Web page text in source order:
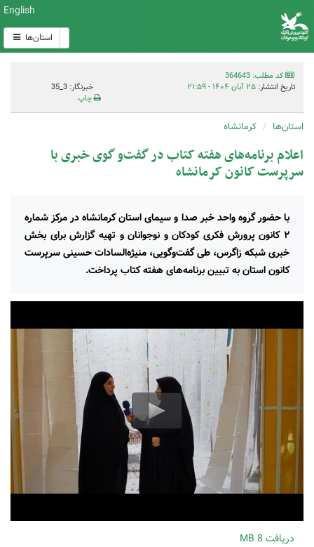
English
استان‌ها
کد مطلب: 364643
تاریخ انتشار: ۲۵ آبان ۱۴۰۴ - ۲۱:۵۹
خبرنگار: 3_35
چاپ
استان‌ها کرمانشاه
اعلام برنامه‌های هفته کتاب در گفت‌و گوی خبری با
سرپرست کانون کرمانشاه
با حضور گروه واحد خبر صدا و سیمای استان کرمانشاه در مرکز شماره
۲ کانون پرورش فکری کودکان و نوجوانان و تهیه گزارش برای بخش
خبری شبکه زاگرس، طی گفت‌وگویی، منیژه‌السادات حسینی سرپرست
کانون استان به تبیین برنامه‌های هفته کتاب پرداخت.
دریافت 8 MB